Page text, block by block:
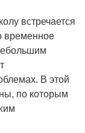
встречается
временное
В этой
по которым